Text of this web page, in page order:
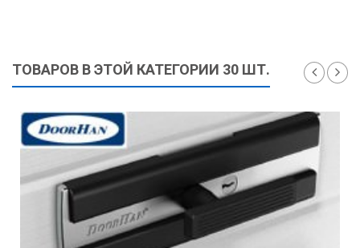
ТОВАРОВ В ЭТОЙ КАТЕГОРИИ 30 ШТ.